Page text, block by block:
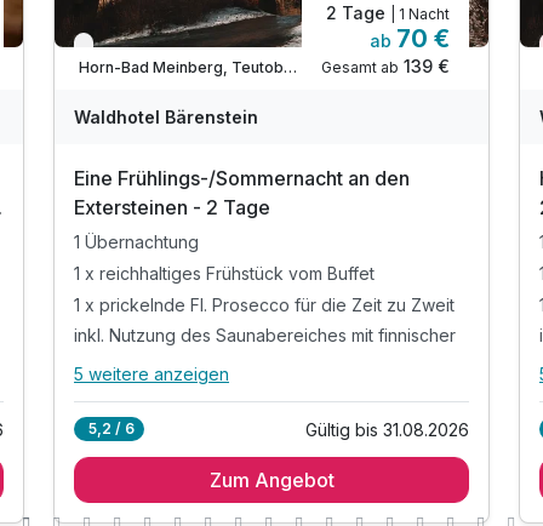
Nur noch bis August
Horn-Bad Meinberg, Teutoburger Wald / Ostwestfalen
2 Tage | 1 Nacht
ab 70 €
Gesamt ab 139 €
Waldhotel Bärenstein
Eine Frühlings-/Sommernacht an den
Extersteinen - 2 Tage
1 Übernachtung
1 x reichhaltiges Frühstück vom Buffet
1 x prickelnde Fl. Prosecco für die Zeit zu Zweit
inkl. Nutzung des Saunabereiches mit finnischer
Alle Inklusivleistungen
1 x reichhaltiges Frühstück vom Buffet
5 weitere anzeigen
5,2 / 6 Gültig bis 31.08.2026
Zum Angebot